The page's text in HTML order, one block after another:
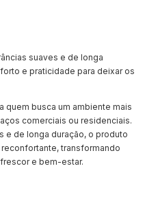
suaves e de longa
e praticidade para deixar os
quem busca um ambiente mais
comerciais ou residenciais.
e de longa duração, o produto
transformando
e bem-estar.